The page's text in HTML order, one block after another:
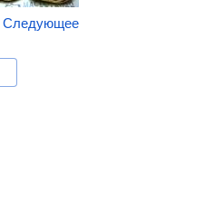
Следующее